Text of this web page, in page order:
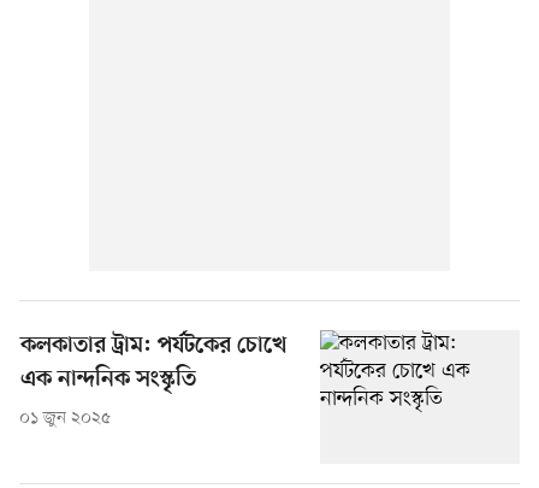
কলকাতার ট্রাম: পর্যটকের চোখে
এক নান্দনিক সংস্কৃতি
০১ জুন ২০২৫